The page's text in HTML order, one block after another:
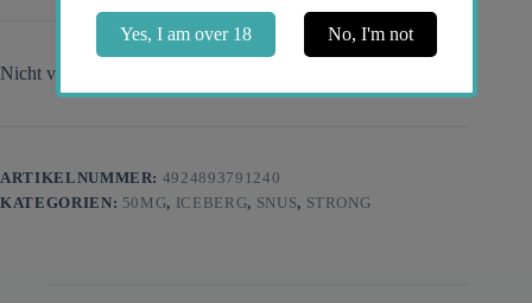
Nicht vorrätig
ARTIKELNUMMER: 4924893791240
KATEGORIEN: 50MG, ICEBERG, SNUS, STRONG
Yes, I am over 18 No, I'm not